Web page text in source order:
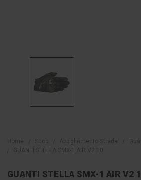
GUANTI STELLA SMX-1 AIR V2